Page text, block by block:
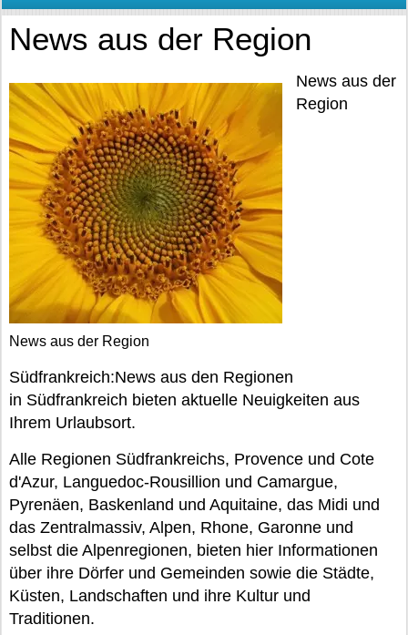
News aus der Region
News aus der Region
News aus der
Region
Südfrankreich:News aus den Regionen
in Südfrankreich bieten aktuelle Neuigkeiten aus
Ihrem Urlaubsort.
Alle Regionen Südfrankreichs, Provence und Cote
d'Azur, Languedoc-Rousillion und Camargue,
Pyrenäen, Baskenland und Aquitaine, das Midi und
das Zentralmassiv, Alpen, Rhone, Garonne und
selbst die Alpenregionen, bieten hier Informationen
über ihre Dörfer und Gemeinden sowie die Städte,
Küsten, Landschaften und ihre Kultur und
Traditionen.